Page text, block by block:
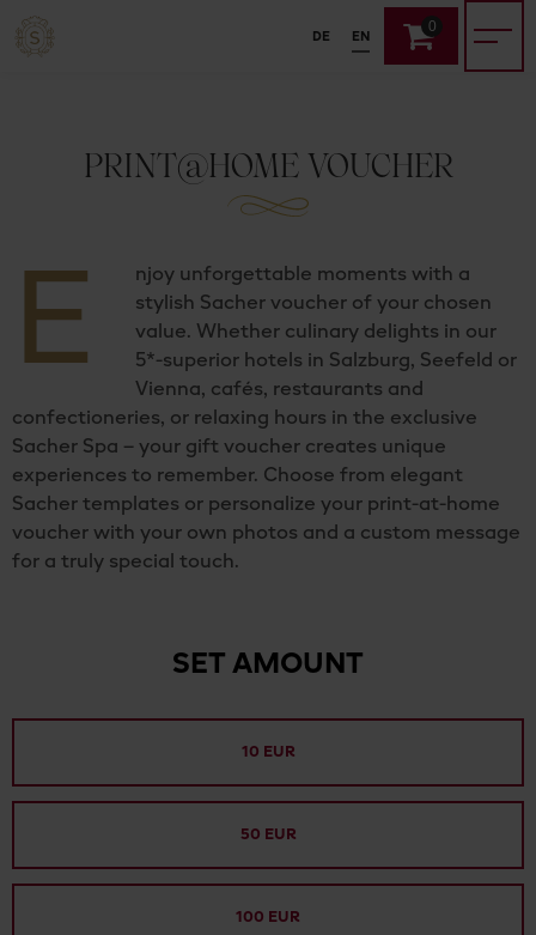
DE EN
0
PRINT@HOME VOUCHER
E
njoy unforgettable moments with a
stylish Sacher voucher of your chosen
value. Whether culinary delights in our
5*-superior hotels in Salzburg, Seefeld or
Vienna, cafés, restaurants and
confectioneries, or relaxing hours in the exclusive
Sacher Spa – your gift voucher creates unique
experiences to remember. Choose from elegant
Sacher templates or personalize your print-at-home
voucher with your own photos and a custom message
for a truly special touch.
SET AMOUNT
10 EUR
50 EUR
100 EUR